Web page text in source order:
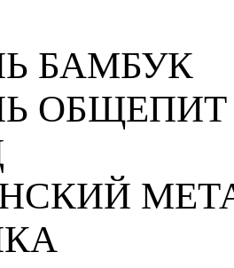
БАМБУК
ОБЩЕПИТ